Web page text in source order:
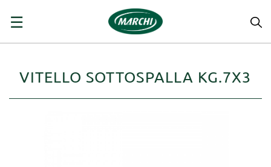
navigazione
☰
VITELLO SOTTOSPALLA KG.7X3